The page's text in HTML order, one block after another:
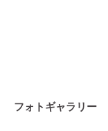
フォトギャラリー